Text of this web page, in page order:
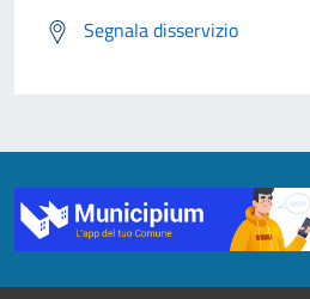
Segnala disservizio